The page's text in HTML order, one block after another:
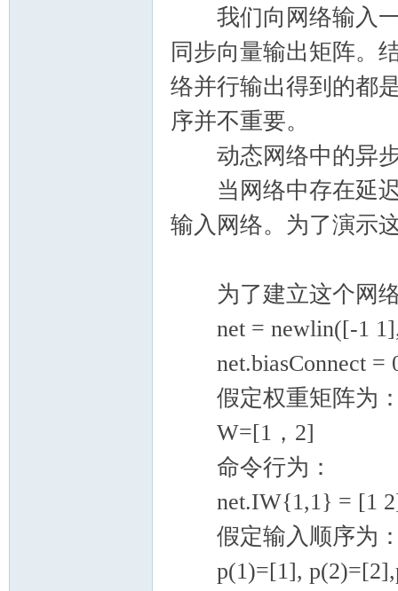
我们向网络输入一
同步向量输出矩阵。
络并行输出得到的都
序并不重要。
动态网络中的异步
当网络中存在延迟
输入网络。为了演示
为了建立这个网络
net = newlin([-1
net.biasConnect =
假定权重矩阵为
W=[1，2]
命令行为：
net.IW{1,1} = [1
假定输入顺序为
p(1)=[1],